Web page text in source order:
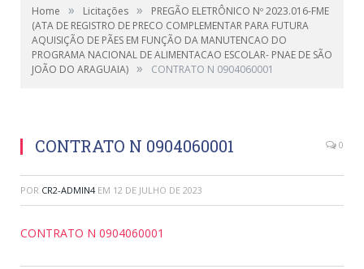
Home » Licitações »
PREGÃO ELETRÔNICO Nº 2023.016-FME
(ATA DE REGISTRO DE PRECO COMPLEMENTAR PARA FUTURA
AQUISIÇÃO DE PÃES EM FUNÇÃO DA MANUTENCAO DO
PROGRAMA NACIONAL DE ALIMENTACAO ESCOLAR- PNAE DE SÃO
JOÃO DO ARAGUAIA) » CONTRATO N 0904060001
CONTRATO N 0904060001 0
POR CR2-ADMIN4 EM 12 DE JULHO DE 2023
CONTRATO N 0904060001